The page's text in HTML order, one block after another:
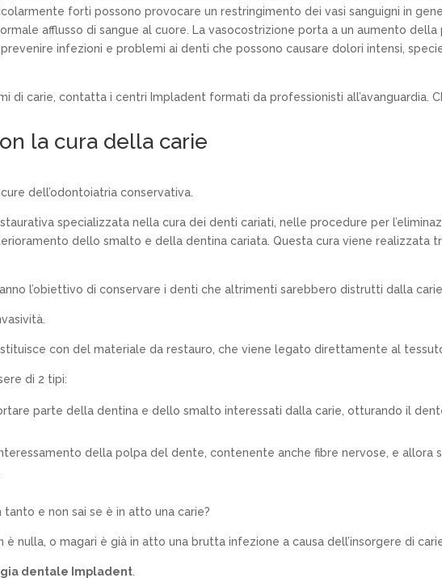
forti possono provocare un restringimento dei vasi sanguigni in
afflusso di sangue al cuore. La vasocostrizione porta a un aumento
infezioni e problemi ai denti che possono causare dolori intensi,
di carie, contatta i centri Impladent formati da professionisti all’avanguardia.
la cura della carie
dell’odontoiatria conservativa.
specializzata nella cura dei denti cariati, nelle procedure per
dello smalto e della dentina cariata. Questa cura viene realizzata
l’obiettivo di conservare i denti che altrimenti sarebbero distrutti dalla carie.
con del materiale da restauro, che viene legato direttamente al
di 2 tipi:
parte della dentina e dello smalto interessati dalla carie, otturando il
della polpa del dente, contenente anche fibre nervose, e allora
e non sai se è in atto una carie?
nulla, o magari è già in atto una brutta infezione a causa dell’insorgere di
dentale Impladent